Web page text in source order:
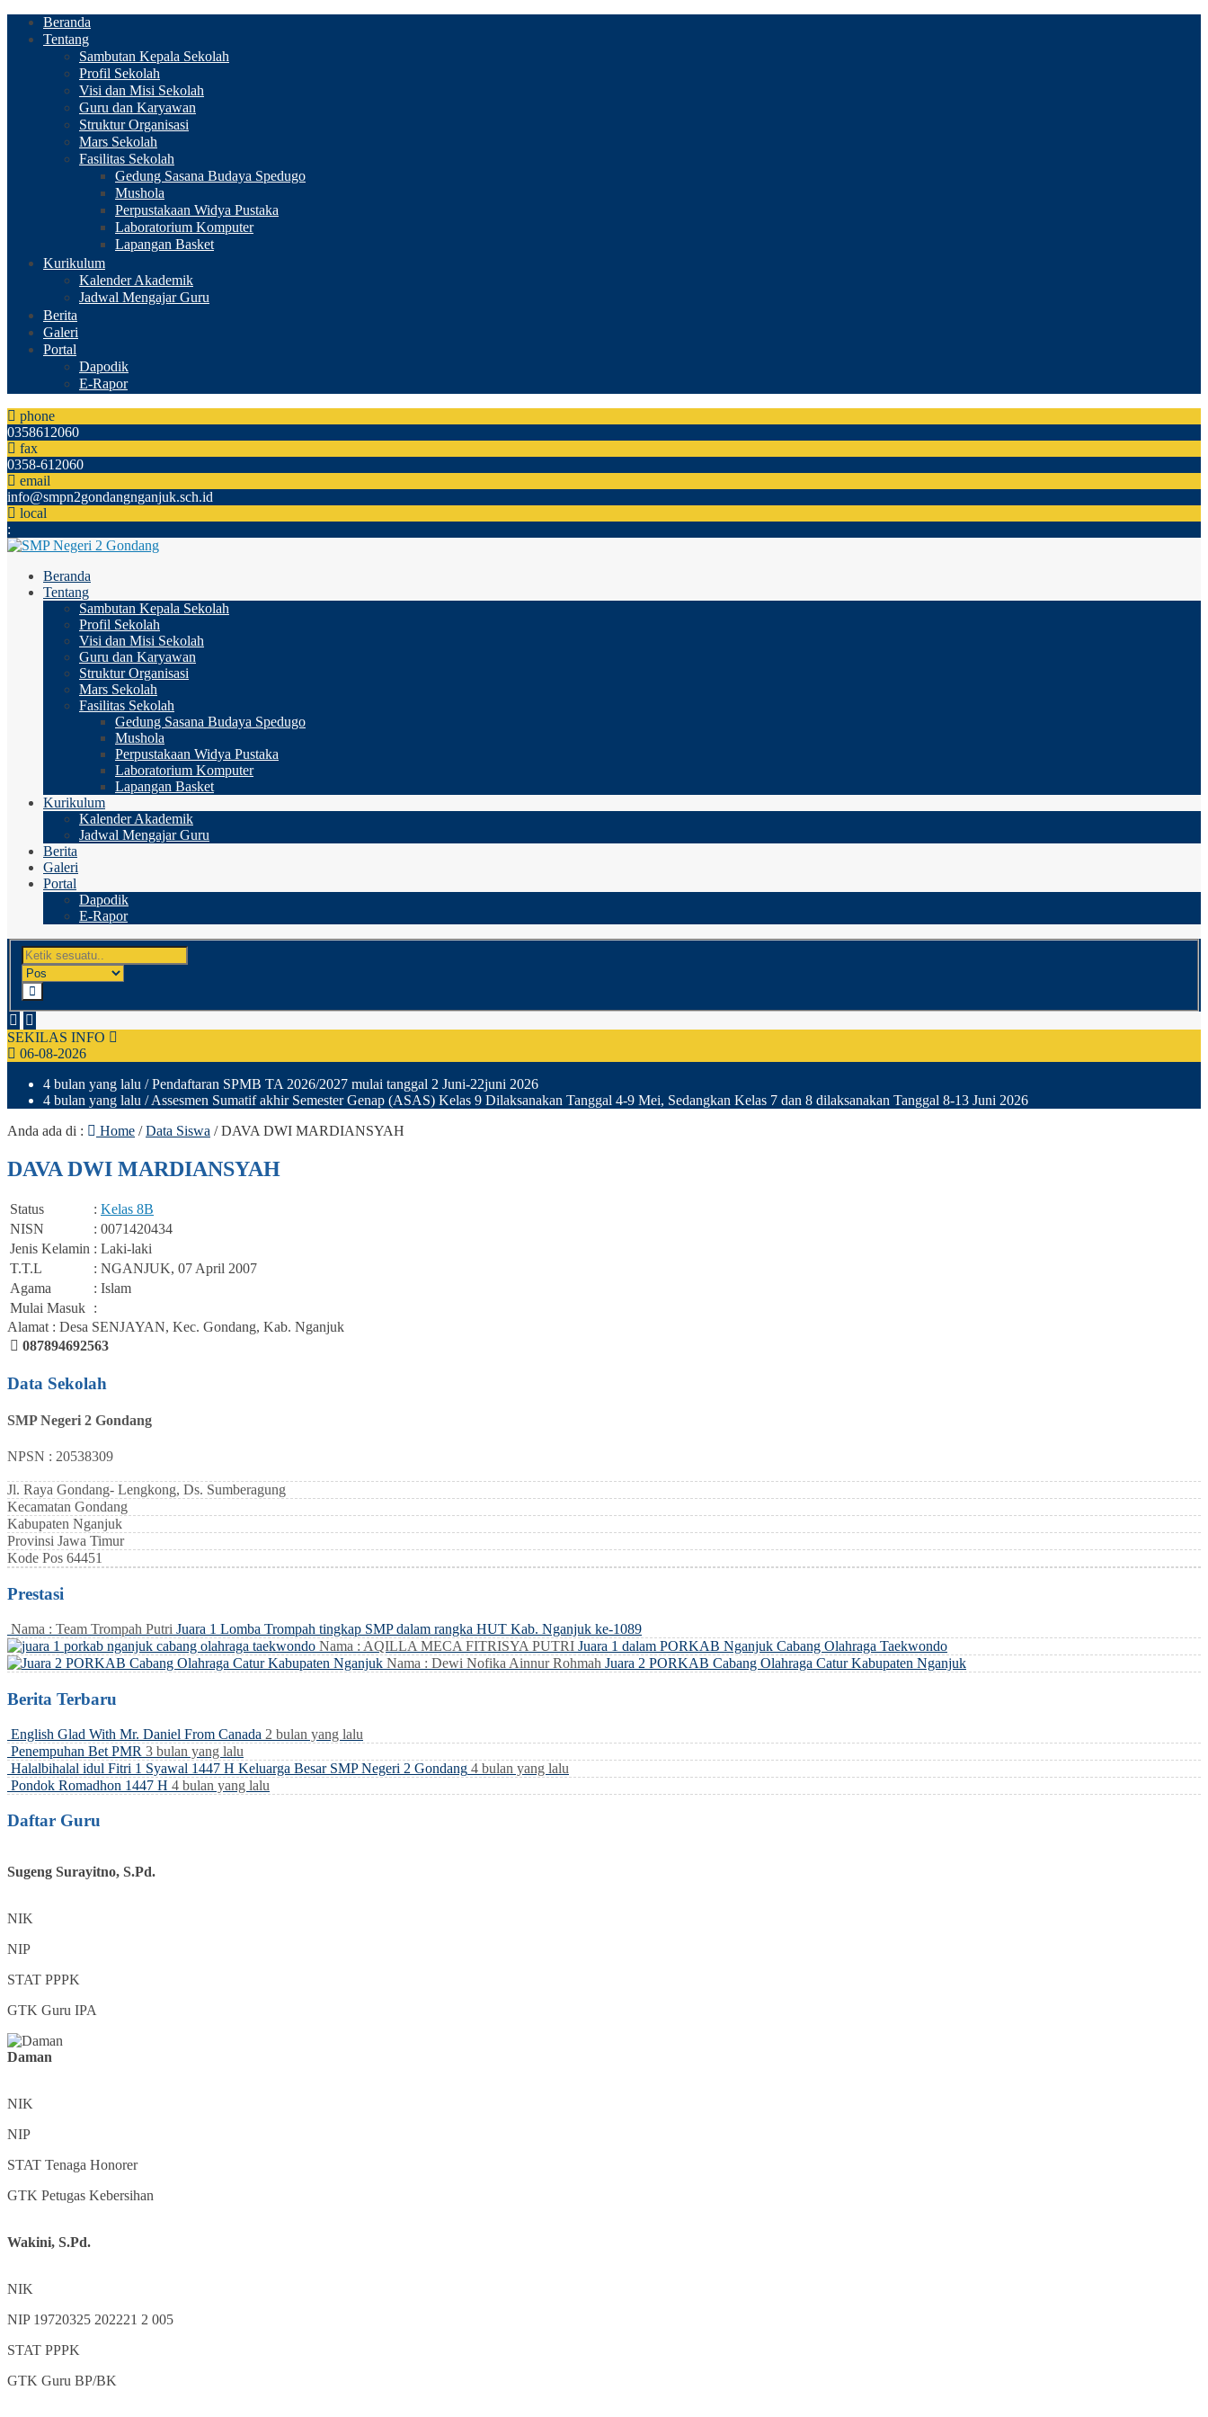
Beranda
Tentang
Sambutan Kepala Sekolah
Profil Sekolah
Visi dan Misi Sekolah
Guru dan Karyawan
Struktur Organisasi
Mars Sekolah
Fasilitas Sekolah
Gedung Sasana Budaya Spedugo
Mushola
Perpustakaan Widya Pustaka
Laboratorium Komputer
Lapangan Basket
Kurikulum
Kalender Akademik
Jadwal Mengajar Guru
Berita
Galeri
Portal
Dapodik
E-Rapor
phone
0358612060
fax
0358-612060
email
info@smpn2gondangnganjuk.sch.id
local
:
Beranda
Tentang
Sambutan Kepala Sekolah
Profil Sekolah
Visi dan Misi Sekolah
Guru dan Karyawan
Struktur Organisasi
Mars Sekolah
Fasilitas Sekolah
Gedung Sasana Budaya Spedugo
Mushola
Perpustakaan Widya Pustaka
Laboratorium Komputer
Lapangan Basket
Kurikulum
Kalender Akademik
Jadwal Mengajar Guru
Berita
Galeri
Portal
Dapodik
E-Rapor
SEKILAS INFO
06-08-2026
4 bulan yang lalu / Pendaftaran SPMB TA 2026/2027 mulai tanggal 2 Juni-22juni 2026
4 bulan yang lalu / Assesmen Sumatif akhir Semester Genap (ASAS) Kelas 9 Dilaksanakan Tanggal 4-9 Mei, Sedangkan Kelas 7 dan 8 dilaksanakan Tanggal 8-13 Juni 2026
Anda ada di :
Home /Data Siswa /DAVA DWI MARDIANSYAH
DAVA DWI MARDIANSYAH
Status : Kelas 8B
NISN
: 0071420434
Jenis Kelamin : Laki-laki
T.T.L
: NGANJUK, 07 April 2007
Agama
: Islam
Mulai Masuk :
Alamat : Desa SENJAYAN, Kec. Gondang, Kab. Nganjuk
087894692563
Data Sekolah
SMP Negeri 2 Gondang
NPSN : 20538309
Jl. Raya Gondang- Lengkong, Ds. Sumberagung
Kecamatan Gondang
Kabupaten Nganjuk
Provinsi Jawa Timur
Kode Pos 64451
Prestasi
Nama : Team Trompah Putri Juara 1 Lomba Trompah tingkap SMP dalam rangka HUT Kab. Nganjuk ke-1089
Nama : AQILLA MECA FITRISYA PUTRI Juara 1 dalam PORKAB Nganjuk Cabang Olahraga Taekwondo
Nama : Dewi Nofika Ainnur Rohmah Juara 2 PORKAB Cabang Olahraga Catur Kabupaten Nganjuk
Berita Terbaru
English Glad With Mr. Daniel From Canada 2 bulan yang lalu
Penempuhan Bet PMR 3 bulan yang lalu
Halalbihalal idul Fitri 1 Syawal 1447 H Keluarga Besar SMP Negeri 2 Gondang 4 bulan yang lalu
Pondok Romadhon 1447 H 4 bulan yang lalu
Daftar Guru
Sugeng Surayitno, S.Pd.
NIK
NIP
STAT PPPK
GTK Guru IPA
Daman
NIK
NIP
STAT Tenaga Honorer
GTK Petugas Kebersihan
Wakini, S.Pd.
NIK
NIP 19720325 202221 2 005
STAT PPPK
GTK Guru BP/BK